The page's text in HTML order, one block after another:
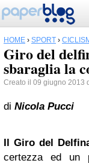
HOME › SPORT ›
Giro del
sbaraglia la
Creato il 09 giugno 2013
di Nicola Pucci
Il Giro del
certezza ed un